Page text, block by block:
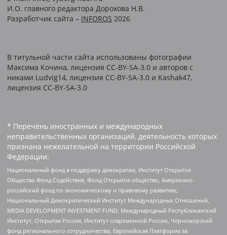
И.О. главного редактора Дорохова Н.В.
Разработчик сайта – INFOROS 2026
В титульной части сайта использованы фотографии
Максима Кочина, лицензия CC-BY-SA-3.0 и авторов c
никами Ludvig14, лицензия CC-BY-SA-3.0 и Kashak47,
лицензия CC-BY-SA-3.0
* Перечень иностранных и международных
неправительственных организаций, деятельность которых
признана нежелательной на территории Российской
Федерации:
Национальный фонд в поддержку демократии, Институт Открытое
Общество Фонд Содействия, Фонд Открытое общество, Американо-
российский фонд по экономическому и правовому развитию,
Национальный Демократический Институт Международных Отношений,
MEDIA DEVELOPMENT INVESTMENT FUND, Международный Республиканский
Институт, Открытая Россия, Институт современной России, Черноморский
фонд регионального сотрудничества, Европейская Платформа за